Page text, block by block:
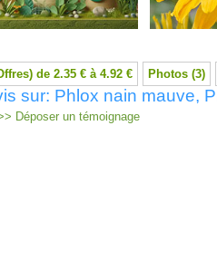
de 2.35 € à 4.92 € Photos (3)
sur: Phlox nain mauve,
Déposer un témoignage